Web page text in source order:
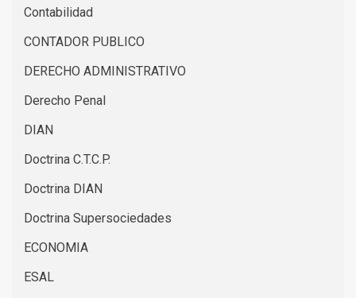
Contabilidad
CONTADOR PUBLICO
DERECHO ADMINISTRATIVO
Derecho Penal
DIAN
Doctrina C.T.C.P.
Doctrina DIAN
Doctrina Supersociedades
ECONOMIA
ESAL